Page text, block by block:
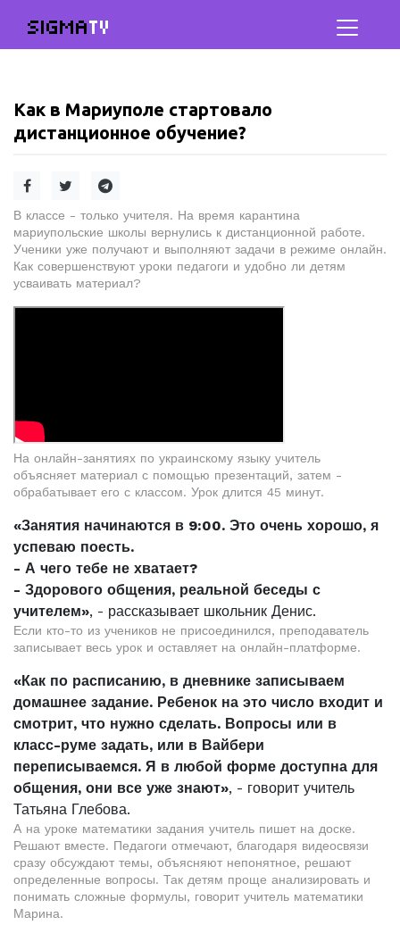
SIGMATV
Как в Мариуполе стартовало
дистанционное обучение?
В классе - только учителя. На время карантина
мариупольские школы вернулись к дистанционной работе.
Ученики уже получают и выполняют задачи в режиме онлайн.
Как совершенствуют уроки педагоги и удобно ли детям
усваивать материал?
На онлайн-занятиях по украинскому языку учитель
объясняет материал с помощью презентаций, затем -
обрабатывает его с классом. Урок длится 45 минут.
«Занятия начинаются в 9:00. Это очень хорошо, я
успеваю поесть.
- А чего тебе не хватает?
- Здорового общения, реальной беседы с
учителем», - рассказывает школьник Денис.
Если кто-то из учеников не присоединился, преподаватель
записывает весь урок и оставляет на онлайн-платформе.
«Как по расписанию, в дневнике записываем
домашнее задание. Ребенок на это число входит и
смотрит, что нужно сделать. Вопросы или в
класс-руме задать, или в Вайбери
переписываемся. Я в любой форме доступна для
общения, они все уже знают», - говорит учитель
Татьяна Глебова.
А на уроке математики задания учитель пишет на доске.
Решают вместе. Педагоги отмечают, благодаря видеосвязи
сразу обсуждают темы, объясняют непонятное, решают
определенные вопросы. Так детям проще анализировать и
понимать сложные формулы, говорит учитель математики
Марина.